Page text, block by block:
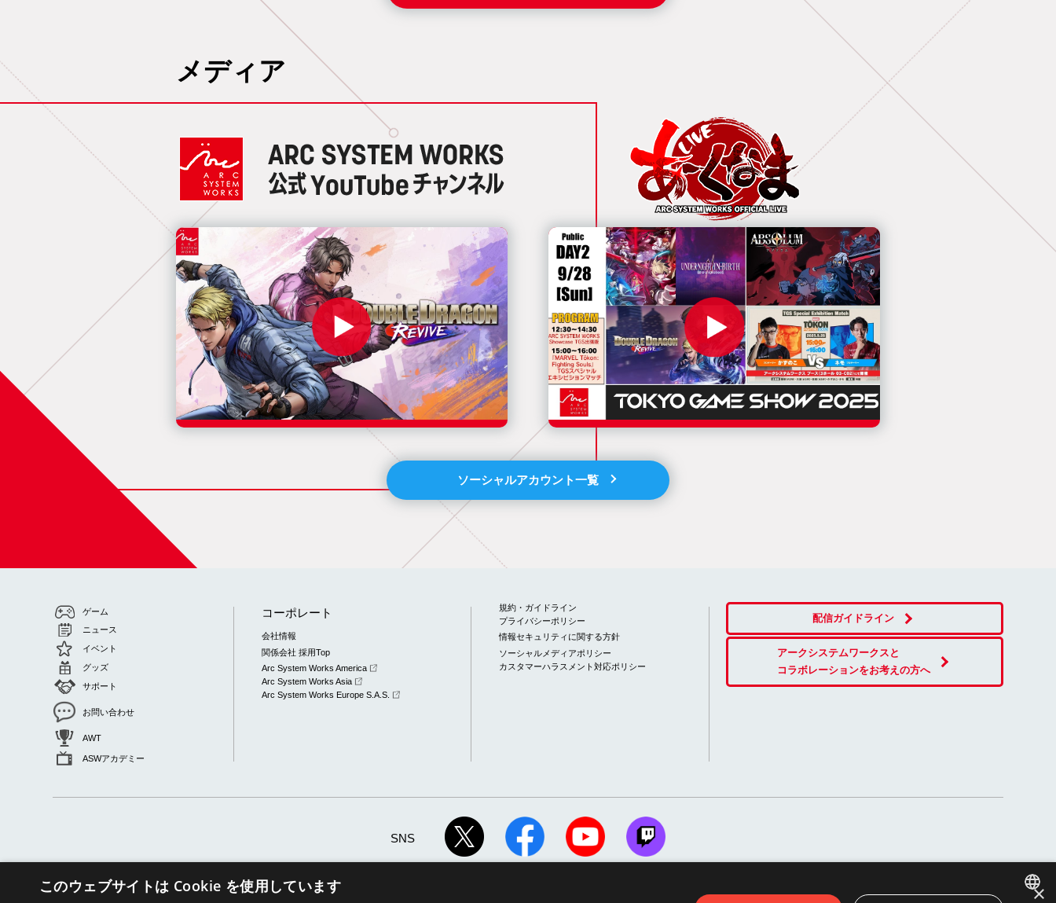
メディア
ソーシャルアカウント一覧
ゲーム
ニュース
イベント
グッズ
サポート
お問い合わせ
AWT
ASWアカデミー
コーポレート
会社情報
関係会社 採用Top
Arc System Works America
Arc System Works Asia
Arc System Works Europe S.A.S.
規約・ガイドライン
プライバシーポリシー
情報セキュリティに関する方針
ソーシャルメディアポリシー
カスタマーハラスメント対応ポリシー
配信ガイドライン
アークシステムワークスと
コラボレーションをお考えの方へ
SNS
×
このウェブサイトは Cookie を使用しています